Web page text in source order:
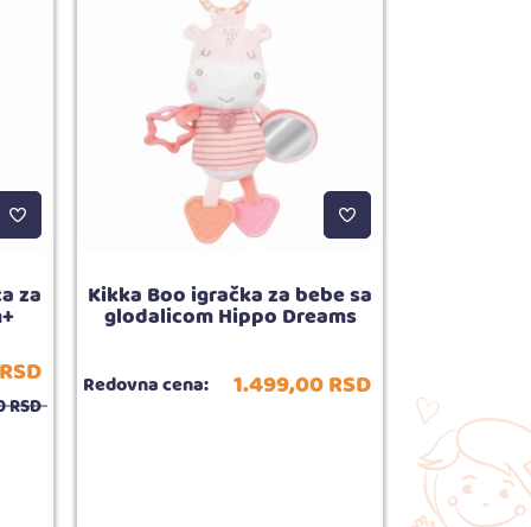
za
RSD
RSD
Kikka Boo igračka za bebe sa
glodalicom Hippo Dreams
Redovna cena: 1.499,00RSD
Redovna cena: